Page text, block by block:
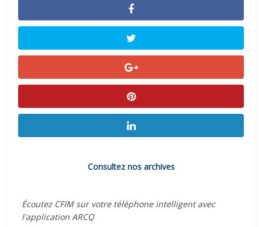
Consultez nos archives
Écoutez CFIM sur votre téléphone intelligent avec
l'application ARCQ